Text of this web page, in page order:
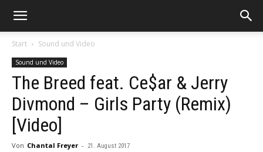
Start Sound und Video
Sound und Video
The Breed feat. Ce$ar & Jerry
Divmond – Girls Party (Remix)
[Video]
Von Chantal Freyer - 21. August 2017